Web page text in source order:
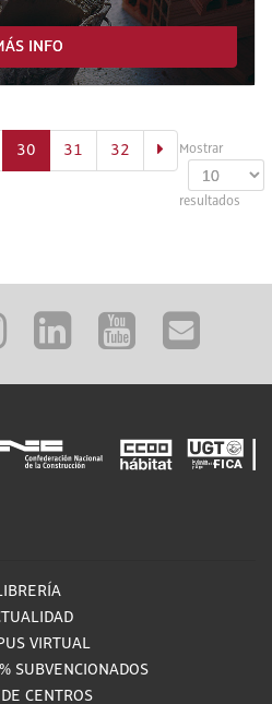
INFO
Mostrar
resultados
30 (actual)
31 32
VIRTUAL
SUBVENCIONADOS
CENTROS